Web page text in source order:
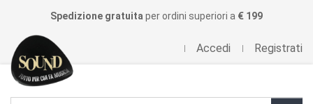
Spedizione gratuita per ordini superiori a € 199
Accedi Registrati